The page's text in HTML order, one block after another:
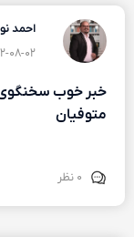
احمد
۱۴۰۲-
خبر خوب سخنگوی
متوفیان
۰ نظر